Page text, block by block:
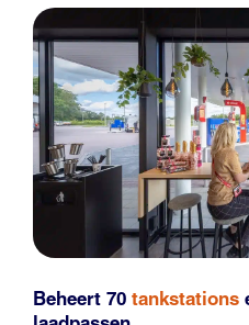
Beheert 70 tankstations